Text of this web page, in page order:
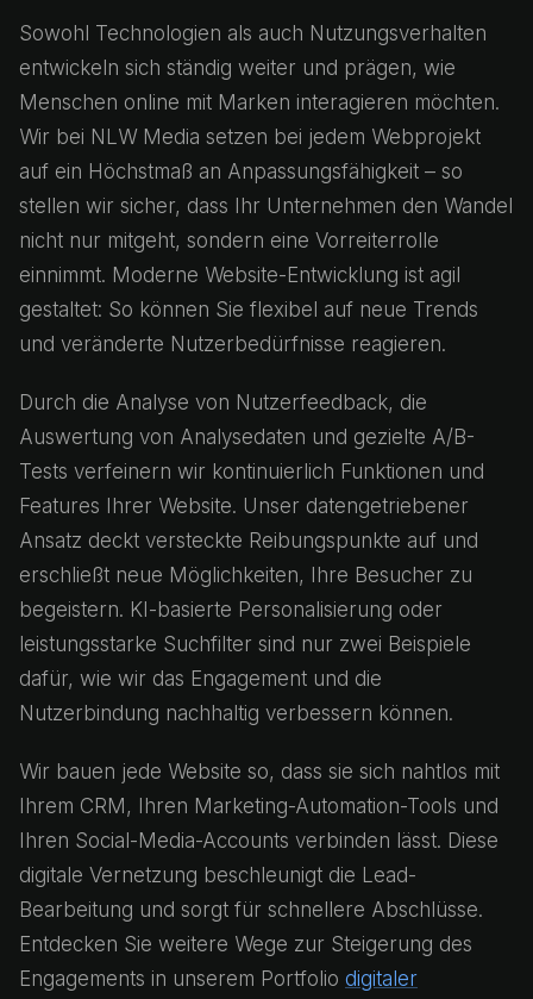
Sowohl Technologien als auch Nutzungsverhalten
entwickeln sich ständig weiter und prägen, wie
Menschen online mit Marken interagieren möchten.
Wir bei NLW Media setzen bei jedem Webprojekt
auf ein Höchstmaß an Anpassungsfähigkeit – so
stellen wir sicher, dass Ihr Unternehmen den Wandel
nicht nur mitgeht, sondern eine Vorreiterrolle
einnimmt. Moderne Website-Entwicklung ist agil
gestaltet: So können Sie flexibel auf neue Trends
und veränderte Nutzerbedürfnisse reagieren.
Durch die Analyse von Nutzerfeedback, die
Auswertung von Analysedaten und gezielte A/B-
Tests verfeinern wir kontinuierlich Funktionen und
Features Ihrer Website. Unser datengetriebener
Ansatz deckt versteckte Reibungspunkte auf und
erschließt neue Möglichkeiten, Ihre Besucher zu
begeistern. KI-basierte Personalisierung oder
leistungsstarke Suchfilter sind nur zwei Beispiele
dafür, wie wir das Engagement und die
Nutzerbindung nachhaltig verbessern können.
Wir bauen jede Website so, dass sie sich nahtlos mit
Ihrem CRM, Ihren Marketing-Automation-Tools und
Ihren Social-Media-Accounts verbinden lässt. Diese
digitale Vernetzung beschleunigt die Lead-
Bearbeitung und sorgt für schnellere Abschlüsse.
Entdecken Sie weitere Wege zur Steigerung des
Engagements in unserem Portfolio digitaler